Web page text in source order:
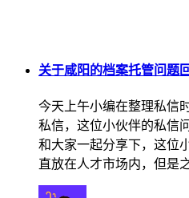
关于咸阳的档案托管问题
今天上午小编在整理私信
私信，这位小伙伴的私信
和大家一起分享下，这位
直放在人才市场内，但是